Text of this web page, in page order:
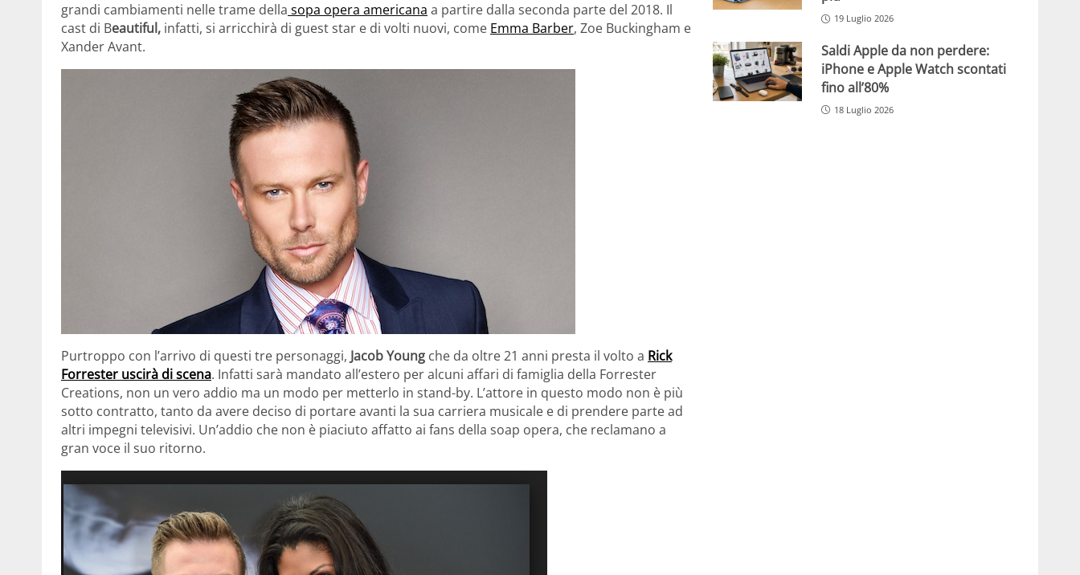
grandi cambiamenti nelle trame della sopa opera americana a partire dalla seconda parte del 2018. Il
cast di Beautiful, infatti, si arricchirà di guest star e di volti nuovi, come Emma Barber, Zoe Buckingham e
Xander Avant.
Purtroppo con l’arrivo di questi tre personaggi, Jacob Young che da oltre 21 anni presta il volto a Rick
Forrester uscirà di scena. Infatti sarà mandato all’estero per alcuni affari di famiglia della Forrester
Creations, non un vero addio ma un modo per metterlo in stand-by. L’attore in questo modo non è più
sotto contratto, tanto da avere deciso di portare avanti la sua carriera musicale e di prendere parte ad
altri impegni televisivi. Un’addio che non è piaciuto affatto ai fans della soap opera, che reclamano a
gran voce il suo ritorno.
19 Luglio 2026
Saldi Apple da non perdere:
iPhone e Apple Watch scontati
fino all’80%
18 Luglio 2026